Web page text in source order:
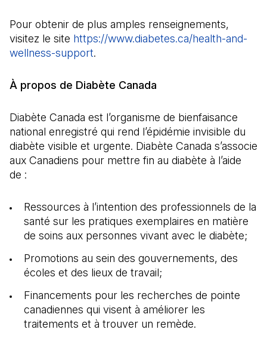
Pour obtenir de plus amples renseignements,
visitez le site https://www.diabetes.ca/health-and-
wellness-support(Il s'ouvre dans un nouvel onglet)
.
À propos de Diabète Canada
Diabète Canada est l’organisme de bienfaisance
national enregistré qui rend l’épidémie invisible du
diabète visible et urgente. Diabète Canada s’associe
aux Canadiens pour mettre fin au diabète à l’aide
de :
Ressources à l’intention des professionnels de la
santé sur les pratiques exemplaires en matière
de soins aux personnes vivant avec le diabète;
Promotions au sein des gouvernements, des
écoles et des lieux de travail;
Financements pour les recherches de pointe
canadiennes qui visent à améliorer les
traitements et à trouver un remède.